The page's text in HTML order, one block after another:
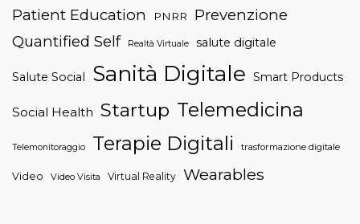
Patient Education PNRR
Prevenzione
Quantified Self
Realtà Virtuale salute digitale
Salute Social Sanità Digitale Smart Products
Social Health Startup Telemedicina
Telemonitoraggio Terapie Digitali trasformazione digitale
Video Video Visita Virtual Reality Wearables